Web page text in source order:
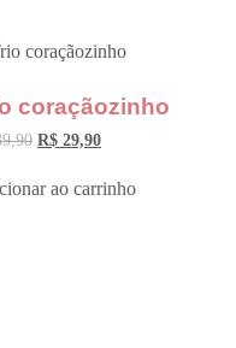
coraçãozinho
R$ 29,90
ao carrinho